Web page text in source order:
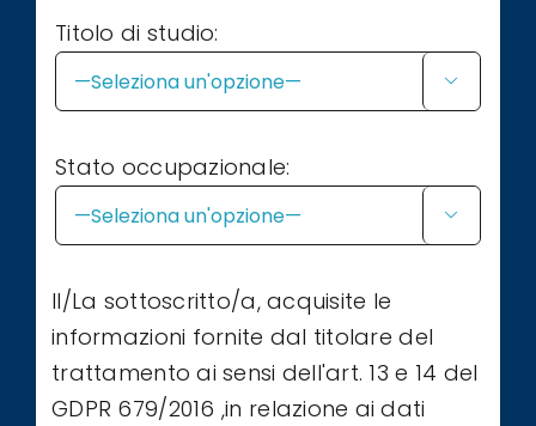
Titolo di studio:

Stato occupazionale:

Il/La sottoscritto/a, acquisite le
informazioni fornite dal titolare del
trattamento ai sensi dell'art. 13 e 14 del
GDPR 679/2016 ,in relazione ai dati